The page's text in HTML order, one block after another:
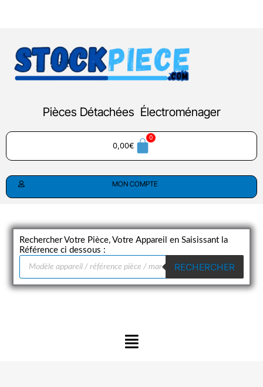
contenu
Pièces Détachées Électroménager
0,00€
MON COMPTE
Rechercher Votre Pièce, Votre Appareil en Saisissant la
Référence ci dessous :
Recherche
produits
RECHERCHER
Menu